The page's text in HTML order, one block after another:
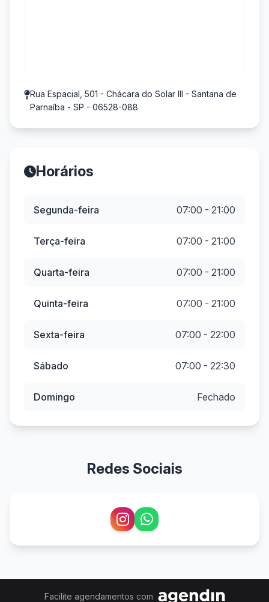
Rua Espacial, 501 - Chácara do Solar III - Santana de
Parnaíba - SP - 06528-088
Horários
Segunda-feira 07:00 - 21:00
Terça-feira 07:00 - 21:00
Quarta-feira 07:00 - 21:00
Quinta-feira 07:00 - 21:00
Sexta-feira 07:00 - 22:00
Sábado 07:00 - 22:30
Domingo Fechado
Redes Sociais
Facilite agendamentos com